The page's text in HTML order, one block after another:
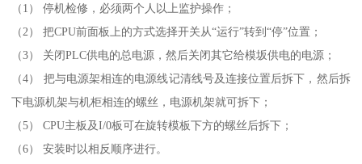
（1） 停机检修，必须两个人以上监护操作；
（2） 把CPU前面板上的方式选择开关从“运行”转到“停”位置；
（3） 关闭PLC供电的总电源，然后关闭其它给模坂供电的电源；
（4） 把与电源架相连的电源线记清线号及连接位置后拆下，然后拆
下电源机架与机柜相连的螺丝，电源机架就可拆下；
（5） CPU主板及I/0板可在旋转模板下方的螺丝后拆下；
（6） 安装时以相反顺序进行。